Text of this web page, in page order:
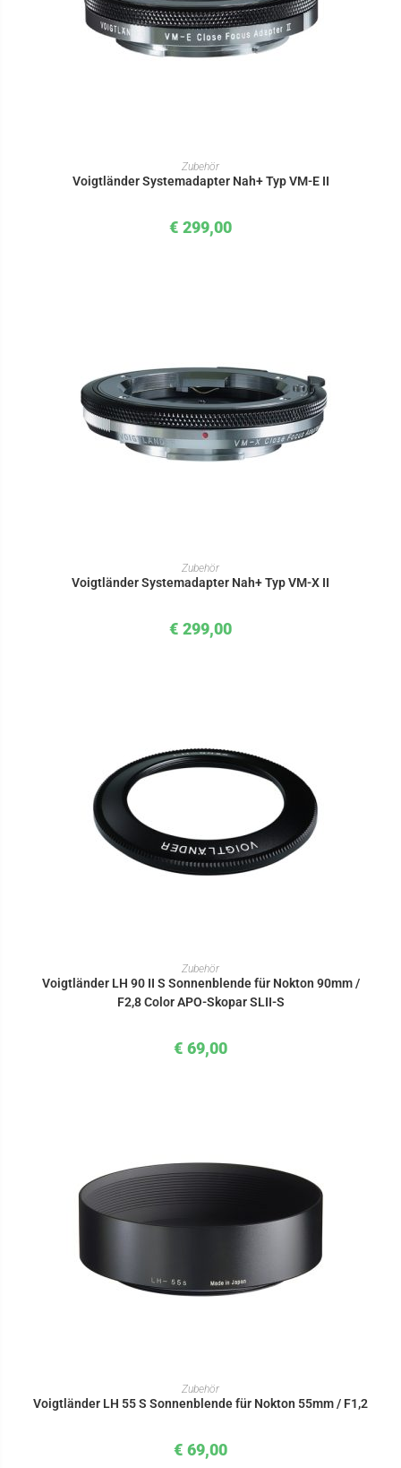
IN DEN WARENKORB
Zubehör
Voigtländer Systemadapter Nah+ Typ VM-E II
€ 299,00
IN DEN WARENKORB
Zubehör
Voigtländer Systemadapter Nah+ Typ VM-X II
€ 299,00
IN DEN WARENKORB
Zubehör
Voigtländer LH 90 II S Sonnenblende für Nokton 90mm /
F2,8 Color APO-Skopar SLII-S
€ 69,00
IN DEN WARENKORB
Zubehör
Voigtländer LH 55 S Sonnenblende für Nokton 55mm / F1,2
€ 69,00